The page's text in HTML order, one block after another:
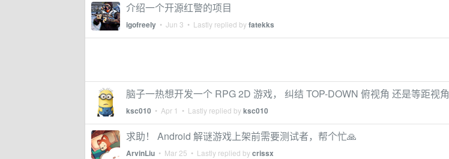
介绍一个开源红警的项目
igofreely • Jun 3 • Lastly replied byfatekks
脑子一热想开发一个 RPG 2D 游戏， 纠结 TOP-DOWN 俯视角 还是等距视角
ksc010 • Apr 1 • Lastly replied byksc010
求助！ Android 解谜游戏上架前需要测试者，帮个忙🙏
ArvinLiu • Mar 25 • Lastly replied bycrissx